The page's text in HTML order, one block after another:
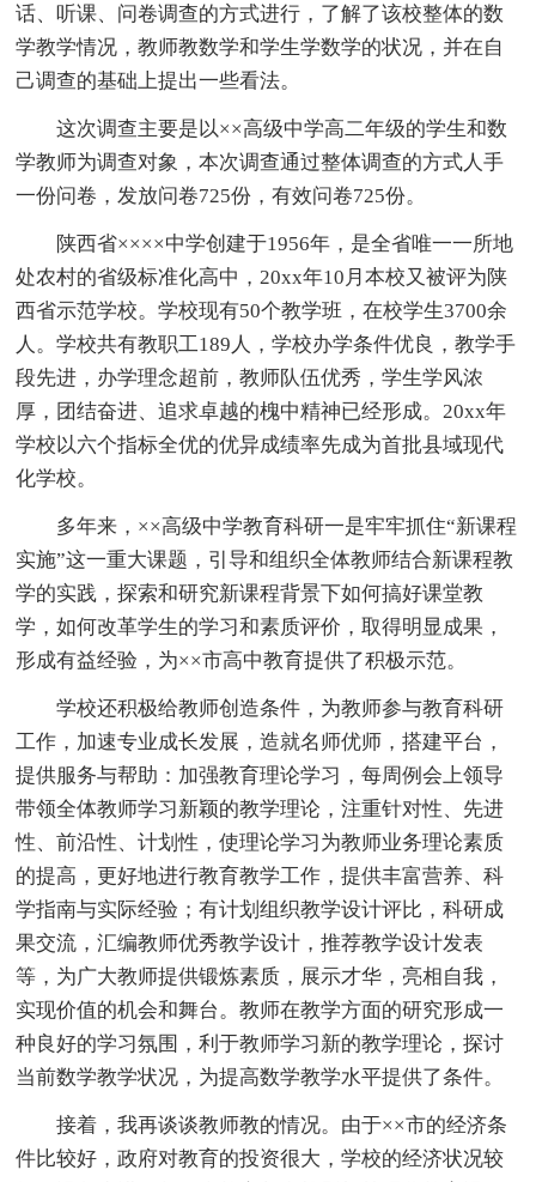
话、听课、问卷调查的方式进行，了解了该校整体的数
学教学情况，教师教数学和学生学数学的状况，并在自
己调查的基础上提出一些看法。
这次调查主要是以××高级中学高二年级的学生和数
学教师为调查对象，本次调查通过整体调查的方式人手
一份问卷，发放问卷725份，有效问卷725份。
陕西省××××中学创建于1956年，是全省唯一一所地
处农村的省级标准化高中，20xx年10月本校又被评为陕
西省示范学校。学校现有50个教学班，在校学生3700余
人。学校共有教职工189人，学校办学条件优良，教学手
段先进，办学理念超前，教师队伍优秀，学生学风浓
厚，团结奋进、追求卓越的槐中精神已经形成。20xx年
学校以六个指标全优的优异成绩率先成为首批县域现代
化学校。
多年来，××高级中学教育科研一是牢牢抓住“新课程
实施”这一重大课题，引导和组织全体教师结合新课程教
学的实践，探索和研究新课程背景下如何搞好课堂教
学，如何改革学生的学习和素质评价，取得明显成果，
形成有益经验，为××市高中教育提供了积极示范。
学校还积极给教师创造条件，为教师参与教育科研
工作，加速专业成长发展，造就名师优师，搭建平台，
提供服务与帮助：加强教育理论学习，每周例会上领导
带领全体教师学习新颖的教学理论，注重针对性、先进
性、前沿性、计划性，使理论学习为教师业务理论素质
的提高，更好地进行教育教学工作，提供丰富营养、科
学指南与实际经验；有计划组织教学设计评比，科研成
果交流，汇编教师优秀教学设计，推荐教学设计发表
等，为广大教师提供锻炼素质，展示才华，亮相自我，
实现价值的机会和舞台。教师在教学方面的研究形成一
种良好的学习氛围，利于教师学习新的教学理论，探讨
当前数学教学状况，为提高数学教学水平提供了条件。
接着，我再谈谈教师教的情况。由于××市的经济条
件比较好，政府对教育的投资很大，学校的经济状况较